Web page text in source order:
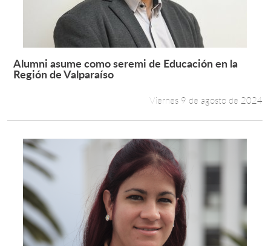
Leer más +
Alumni asume como seremi de Educación en la
Región de Valparaíso
Viernes 9 de agosto de 2024